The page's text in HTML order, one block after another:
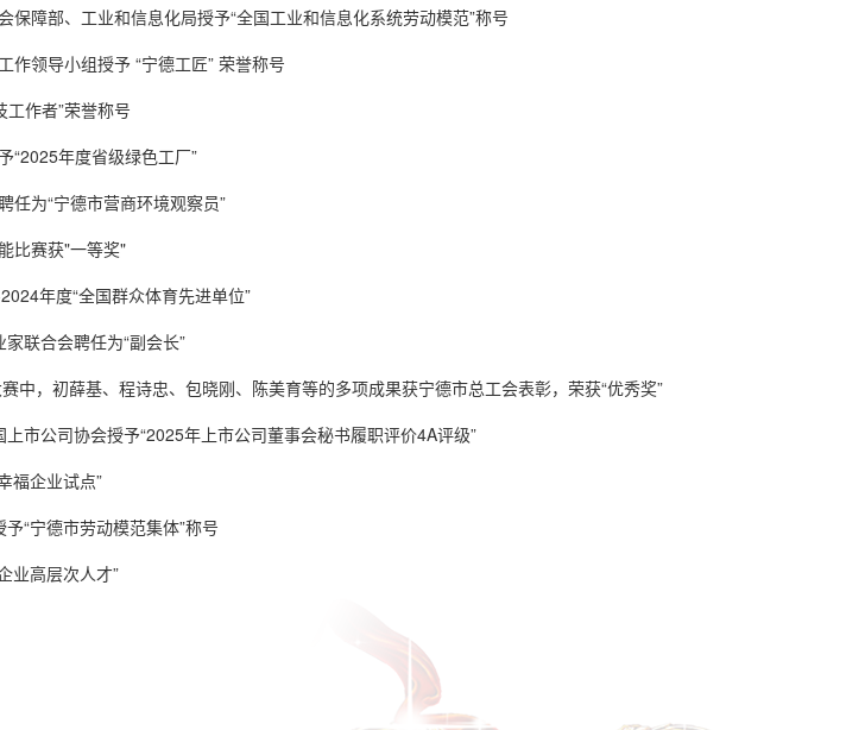
障部、工业和信息化局授予“全国工业和信息化系统劳动模范”称号
领导小组授予 “宁德工匠” 荣誉称号
作者”荣誉称号
“2025年度省级绿色工厂”
任为“宁德市营商环境观察员”
比赛获"一等奖"
年度“全国群众体育先进单位”
联合会聘任为“副会长”
中，初薛基、程诗忠、包晓刚、陈美育等的多项成果获宁德市总工会表彰，荣获“优秀奖”
市公司协会授予“2025年上市公司董事会秘书履职评价4A评级”
福企业试点”
“宁德市劳动模范集体”称号
业高层次人才”
模和工匠人才创新工作室”
“省级巾帼文明岗”
品项目、特种陶瓷项目被宁德市发改委列为2021年度“宁德市重点项目”
奖章”集体
第七届“宁德市青年五四奖章”
省脱贫攻坚先进集体”
红十字人道银质奖章”
“全省优秀共产党员”
政府授予“福建省优秀民营企业家”
和社会组织工委授予非公企业和社会组织“共产党员诚信标兵”
部授予“全县优秀共产党员”
会授予第二届“寿宁青年五四奖章”；
予“全县劳动模范”
十四次代表大会党代表”
授予“2016-2017年度宁德市杰出青年岗位能手”
予“纳税千万企业”
七届福建省优秀企业家”
福建青年五四奖章”
建省劳动模范”
级文明单位”
中国工会第十七次全国代表大会代表”
福建省第六批引才“百人计划”
国主板上市公司优秀董秘奖”
授予“福建省杰出青年岗位能手”
授予“绿色环保型包芯线生产企业”
奖”